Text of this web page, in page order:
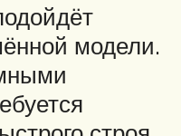
модели.